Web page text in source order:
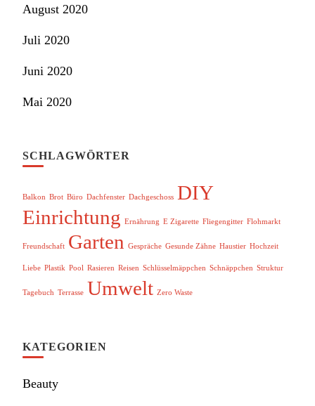
August 2020
Juli 2020
Juni 2020
Mai 2020
SCHLAGWÖRTER
Balkon Brot Büro Dachfenster Dachgeschoss DIY
Einrichtung Ernährung E Zigarette Fliegengitter Flohmarkt
Freundschaft Garten Gespräche Gesunde Zähne Haustier Hochzeit
Liebe Plastik Pool Rasieren Reisen Schlüsselmäppchen Schnäppchen Struktur
Tagebuch Terrasse Umwelt Zero Waste
KATEGORIEN
Beauty